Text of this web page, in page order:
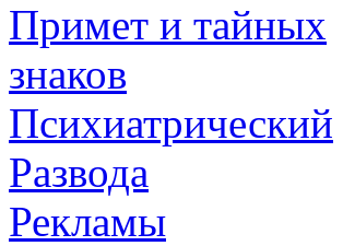
Примет и тайных
знаков
Психиатрический
Развода
Рекламы